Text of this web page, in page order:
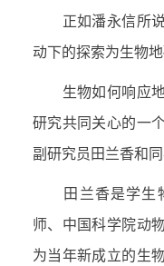
正如潘永信所
动下的探索为生物
生物如何响应
研究共同关心的一
副研究员田兰香和
田兰香是学生
师、中国科学院动
为当年新成立的生